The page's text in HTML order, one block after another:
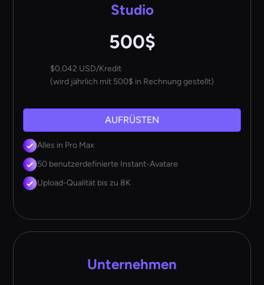
Studio
500$
$0.042 USD/Kredit
(wird jährlich mit 500$ in Rechnung gestellt)
AUFRÜSTEN
Alles in Pro Max
50 benutzerdefinierte Instant-Avatare
Upload-Qualität bis zu 8K
Unternehmen